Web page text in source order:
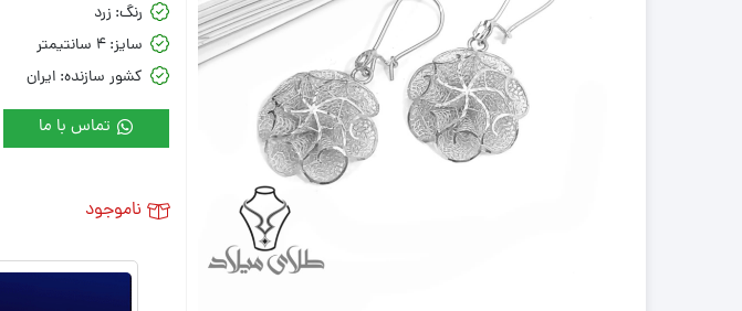
رنگ: زرد
سایز: 4 سانتیمتر
کشور سازنده: ایران
تماس با ما
ناموجود